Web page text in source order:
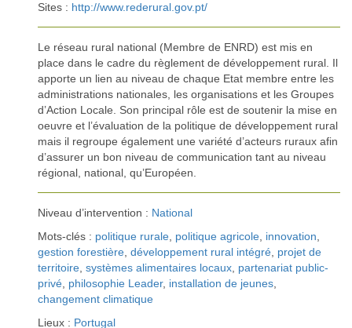
Sites : http://www.rederural.gov.pt/
Le réseau rural national (Membre de ENRD) est mis en
place dans le cadre du règlement de développement rural. Il
apporte un lien au niveau de chaque Etat membre entre les
administrations nationales, les organisations et les Groupes
d’Action Locale. Son principal rôle est de soutenir la mise en
oeuvre et l’évaluation de la politique de développement rural
mais il regroupe également une variété d’acteurs ruraux afin
d’assurer un bon niveau de communication tant au niveau
régional, national, qu’Européen.
Niveau d’intervention : National
Mots-clés : politique rurale politique agricole innovation
gestion forestière développement rural intégré projet de
territoire systèmes alimentaires locaux partenariat public-
privé philosophie Leader, installation de jeunes
changement climatique
Lieux : Portugal